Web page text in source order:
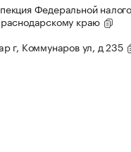
Федеральной
краю
г, Коммунаров ул, д 235